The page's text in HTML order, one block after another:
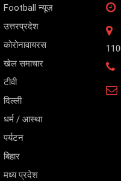
Football न्यूज़
उत्तरप्रदेश
कोरोनावायरस
खेल समाचार
टीवी
दिल्ली
धर्म / आस्था
पर्यटन
बिहार
मध्य प्रदेश